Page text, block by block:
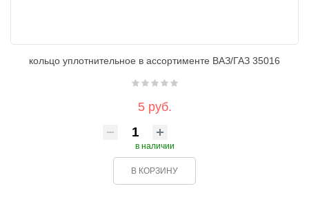
кольцо уплотнительное в ассортименте ВАЗ/ГАЗ 35016
5 руб.
в наличии
В КОРЗИНУ